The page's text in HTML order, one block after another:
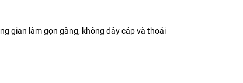
gian làm gọn gàng, không dây cáp và thoải